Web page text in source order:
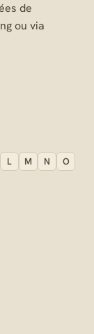
de
ou via
L M N
O